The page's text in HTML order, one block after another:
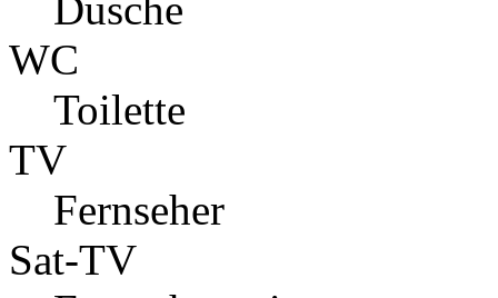
Dusche
WC
Toilette
TV
Fernseher
Sat-TV